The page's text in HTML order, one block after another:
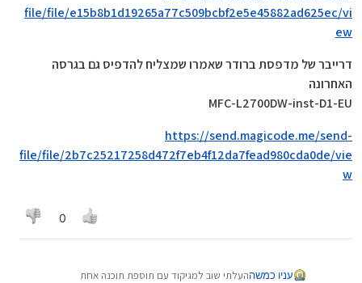
file/file/e15b8b1d19265a77c509bcbf2e5e45882ad625ec/vi
ew
דרייבר של מדפסת ברודר שאמרו שמצליח להדפיס גם בגרסה
האחרונה
MFC-L2700DW-inst-D1-EU
https://send.magicode.me/send-
file/file/2b7c25217258d472f7eb4f12da7fead980cda0de/vie
w
0
עניו כמשההעלתי שוב למגיקוד עם תוספת תוכנה אחת